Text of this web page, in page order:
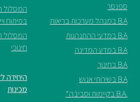
ספנסר
B.A במנהל מערכות בריאות
B.A במדעי ההתנהגות
B.A במדע המדינה
B.A בחינוך
B.A בשירותי אנוש
.B.A בקיימות וסביבה*
המסלול
בפיתוח
המסלול
חינוכי
היחידה
מכינות